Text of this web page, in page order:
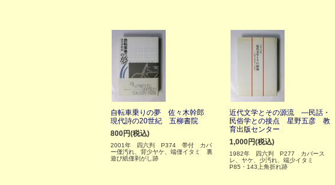
自転車乗りの夢 佐々木幹郎
現代詩の20世紀 五柳書院
800円(税込)
2001年 四六判 P374 帯付 カバ
ー僅汚れ、背少ヤケ、端僅イタミ 裏
遊び紙僅剥がし跡
近代文学とその源流 ―民話・
民俗学との接点 星野五彦 教
育出版センター
1,000円(税込)
1982年 四六判 P277 カバース
レ、ヤケ、少汚れ、端少イタミ
P85・143上角折れ跡